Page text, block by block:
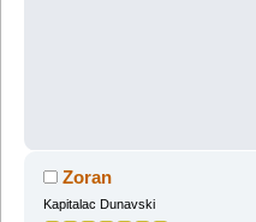
Zoran
Kapitalac Dunavski